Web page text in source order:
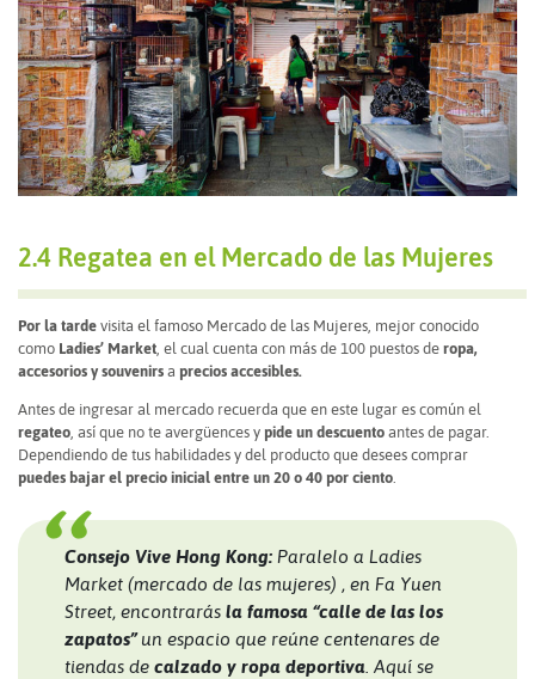
2.4 Regatea en el Mercado de las Mujeres
Por la tarde visita el famoso Mercado de las Mujeres, mejor conocido
como Ladies’ Market , el cual cuenta con más de 100 puestos de ropa,
accesorios y souvenirs a precios accesibles.
Antes de ingresar al mercado recuerda que en este lugar es común el
regateo , así que no te avergüences y pide un descuento antes de pagar.
Dependiendo de tus habilidades y del producto que desees comprar
puedes bajar el precio inicial entre un 20 o 40 por ciento
Consejo Vive Hong Kong: Paralelo a Ladies
Market (mercado de las mujeres) , en Fa Yuen
Street, encontrarás la famosa “calle de las los
zapatos”un espacio que reúne centenares de
tiendas de calzado y ropa deportiva . Aquí se